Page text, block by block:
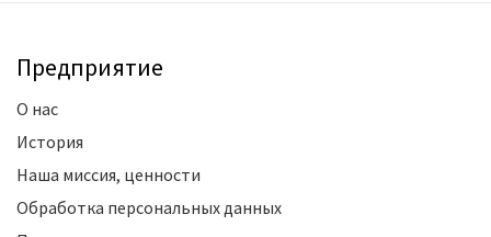
Предприятие
О нас
История
Наша миссия, ценности
Обработка персональных данных